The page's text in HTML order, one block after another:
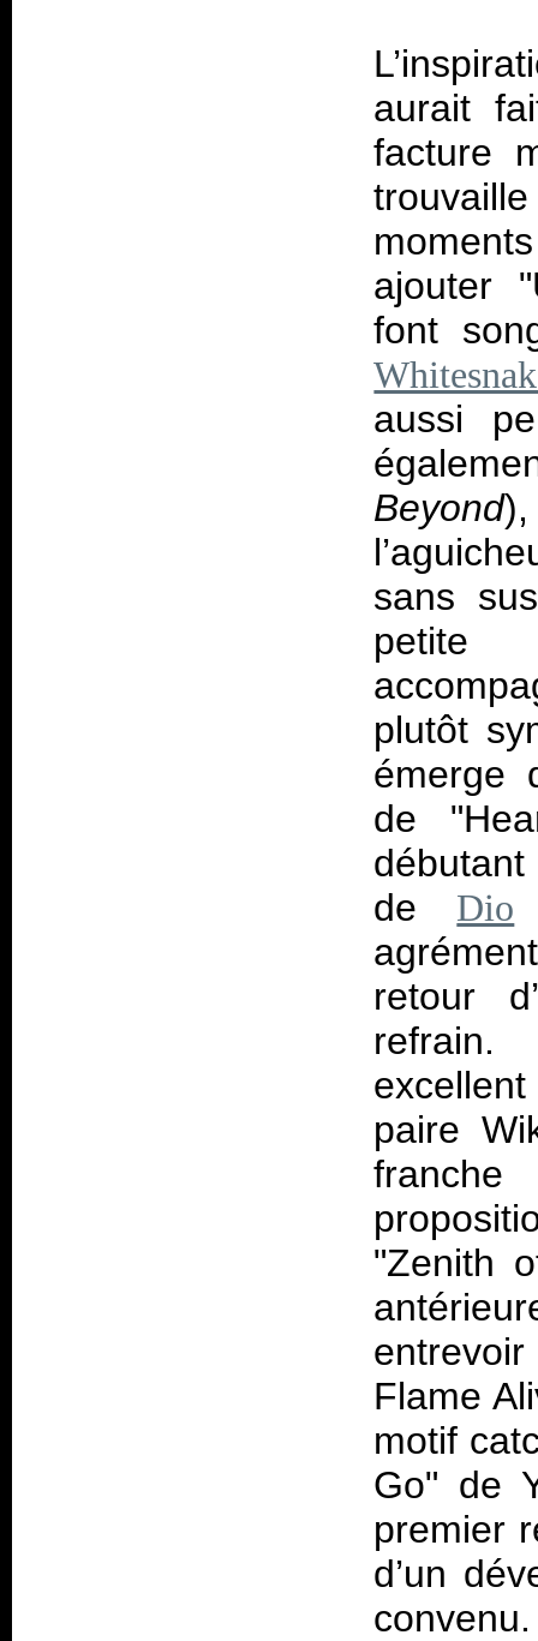
aurait
facture
ajouter
font
aussi
Beyond
sans
plutôt
émerge
de
de Dio
retour
refrain.
paire
"Zenith
Flame
motif
Go" de
premier
d’un
convenu.